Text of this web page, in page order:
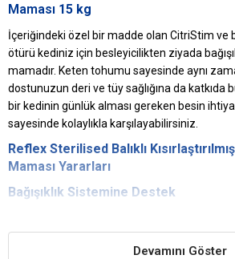
Maması 15 kg
İçeriğindeki özel bir madde olan CitriStim ve
ötürü kediniz için besleyicilikten ziyada
mamadır. Keten tohumu sayesinde aynı
dostunuzun deri ve tüy sağlığına da katkıda
bir kedinin günlük alması gereken besin
sayesinde kolaylıkla karşılayabilirsiniz.
Reflex Sterilised Balıklı
Maması Yararları
Bağışıklık Sistemine Destek
birçok hastalığa karşı dirençli olmasına
Devamını Göster